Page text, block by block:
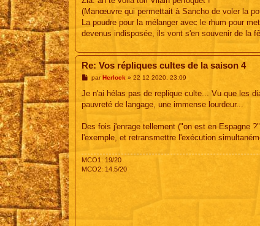
(Manœuvre qui permettait à Sancho de voler la
La poudre pour la mélanger avec le rhum pour
devenus indisposée, ils vont s'en souvenir de la
Re: Vos répliques cultes de la saison 4
M
s
a
parHerlock » 22 12 2020, 23:09
Je n'ai hélas pas de replique culte... Vu que les
pauvreté de langage, une immense lourdeur...
Des fois j'enrage tellement ("on est en Espagne
l'exemple, et retransmettre l'exécution
MCO1: 19/20
MCO2: 14.5/20